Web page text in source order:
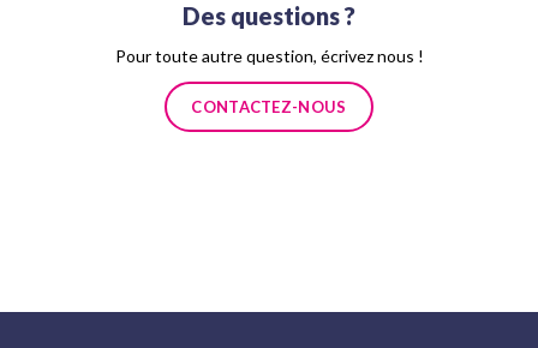
Des questions ?
Pour toute autre question, écrivez nous !
CONTACTEZ-NOUS